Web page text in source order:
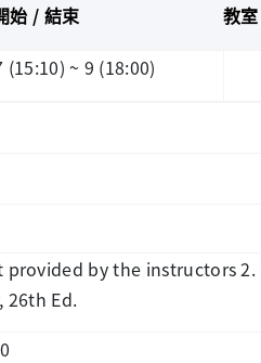
始 / 結束 教室
(15:10) ~ 9 (18:00)
provided by the instructors 2.
26th Ed.